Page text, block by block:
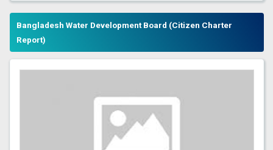
Bangladesh Water Development Board (Citizen Charter
Report)